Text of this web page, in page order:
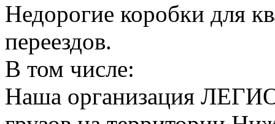
Недорогие коробки для
переездов.
В том числе:
Наша организация